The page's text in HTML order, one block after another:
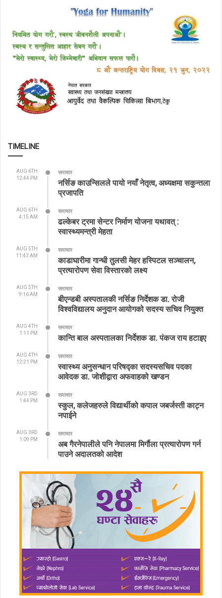
TIMELINE
AUG 6TH
12:44 PM
समाचार
नर्सिङ काउन्सिलले पायो नयाँ नेतृत्व, अध्यक्षमा सकुन्तला
प्रजापति
AUG 6TH
4:15 AM
समाचार
ढल्केबर ट्रमा सेन्टर निर्माण योजना यथावत् :
स्वास्थ्यमन्त्री मेहता
AUG 5TH
11:43 AM
समाचार
काडाघारीमा गान्धी तुलसी मेहर हस्पिटल सञ्चालन,
प्रत्यारोपण सेवा विस्तारको लक्ष्य
AUG 5TH
9:16 AM
समाचार
बीएन्डबी अस्पतालकी नर्सिङ निर्देशक डा. रोजी
विश्वविद्यालय अनुदान आयोगको सदस्य सचिव नियुक्त
AUG 4TH
1:11 PM
समाचार
कान्ति बाल अस्पतालका निर्देशक डा. पंकज राय हटाइए
AUG 4TH
12:21 PM
समाचार
स्वास्थ्य अनुसन्धान परिषद्का सदस्यसचिव पदका
आवेदक डा. जोशीद्वारा अफवाहको खण्डन
AUG 3RD
1:44 PM
समाचार
स्कुल, कलेजहरुले विद्यार्थीको कपाल जबर्जस्ती काट्न
नपाईने
AUG 3RD
1:09 PM
समाचार
अब गैरनेपालीले पनि नेपालमा मिर्गौला प्रत्यारोपण गर्न
पाउने अदालतको आदेश